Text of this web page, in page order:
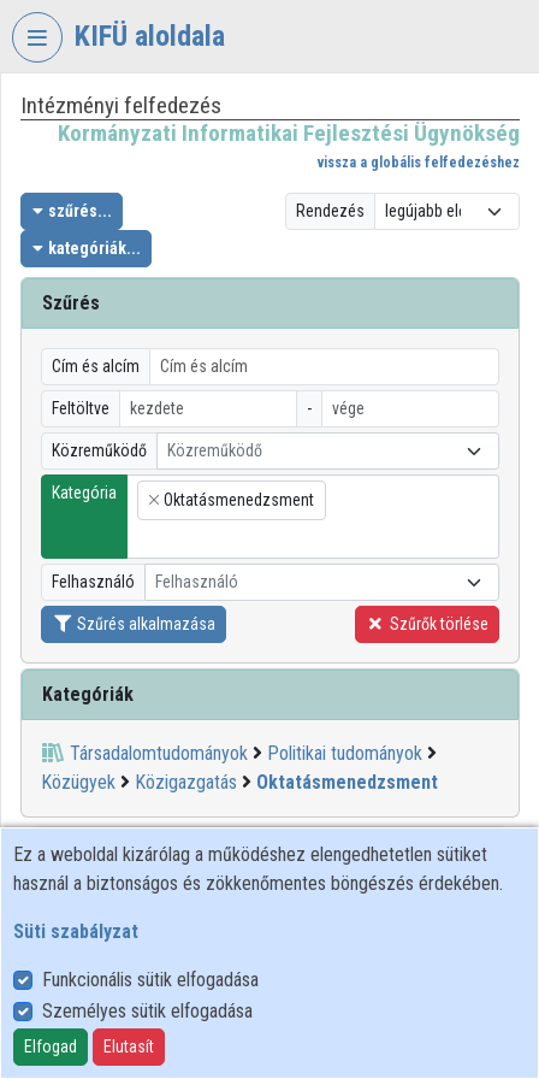
Fejléc kihagyása
KIFÜ aloldala
VIDEOTORIUM
INFORMATIKAI
FEJLESZTÉSI
ÜGYNÖKSÉG
Intézményi kezdőlap
Bejelentkezés
Intézményi felfedezés
Kategóriák
Intézményi listák
Intézmények
Közreműködők
Intézményi felfedezés
Kormányzati Informatikai Fejlesztési Ügynökség
vissza a globális felfedezéshez
szűrés...
kategóriák...
Rendezés
Szűrés
Cím és alcím
Feltöltve -
Közreműködő Közreműködő
Kategória
×
Oktatásmenedzsment
Felhasználó Felhasználó
Szűrés alkalmazása Szűrők törlése
Kategóriák
Társadalomtudományok
Politikai tudományok
Közügyek
Közigazgatás Oktatásmenedzsment
00:19:28 KIFÜ
Ez a weboldal kizárólag a működéshez elengedhetetlen sütiket
használ a biztonságos és zökkenőmentes böngészés érdekében.
Süti szabályzat
Funkcionális sütik elfogadása
Személyes sütik elfogadása
Elfogad Elutasít